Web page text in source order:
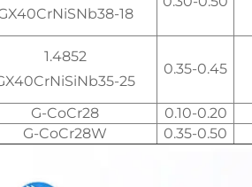
18
1.4852
25
0.35-0.45
G-CoCr28 0.10-0.20
G-CoCr28W
0.35-0.50